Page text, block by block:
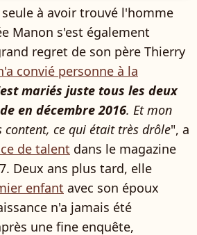
à avoir trouvé l'homme
Manon s'est également
regret de son père Thierry
convié personne à la
mariés juste tous les deux
en décembre 2016. Et mon
content, ce qui était très drôle", a
de talent dans le magazine
Deux ans plus tard, elle
enfant avec son époux
n'a jamais été
une fine enquête,